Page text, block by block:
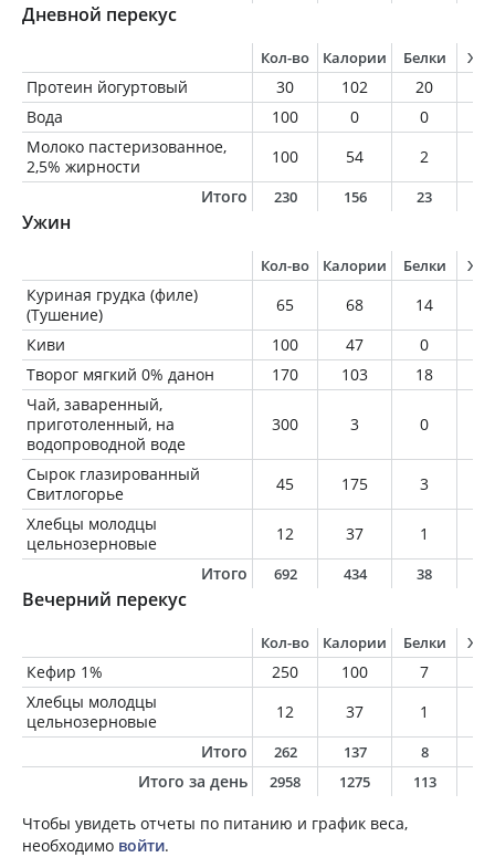
Дневной перекус
Кол-во Калории Белки
Протеин йогуртовый 30 102 20
Вода
100 0 0
Молоко пастеризованное,
2,5% жирности
100 54 2
Итого
230 156 23
Ужин
Кол-во Калории Белки
Куриная грудка (филе)
(Тушение)
65 68 14
Киви
100 47 0
Творог мягкий 0% данон
170 103 18
Чай, заваренный,
приготоленный, на
водопроводной воде
300 3 0
Сырок глазированный
Свитлогорье
45 175 3
Хлебцы молодцы
цельнозерновые
12 37 1
Итого
692 434 38
Вечерний перекус
Кол-во Калории Белки
Кефир 1% 250 100 7
Хлебцы молодцы
цельнозерновые
12 37 1
Итого
262 137 8
Итого за день 2958 1275 113
Чтобы увидеть отчеты по питанию и график веса,
необходимо войти.